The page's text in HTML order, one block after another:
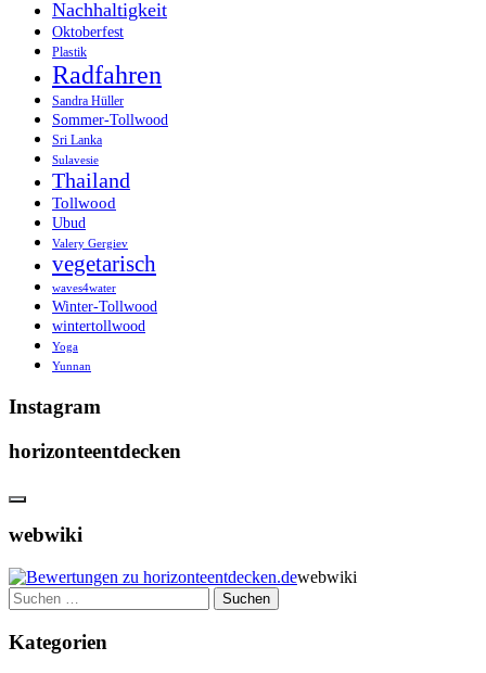
Nachhaltigkeit
Oktoberfest
Plastik
Radfahren
Sandra Hüller
Sommer-Tollwood
Sri Lanka
Sulavesie
Thailand
Tollwood
Ubud
Valery Gergiev
vegetarisch
waves4water
Winter-Tollwood
wintertollwood
Yoga
Yunnan
Instagram
horizonteentdecken
webwiki
webwiki
Suchen
nach:
Kategorien